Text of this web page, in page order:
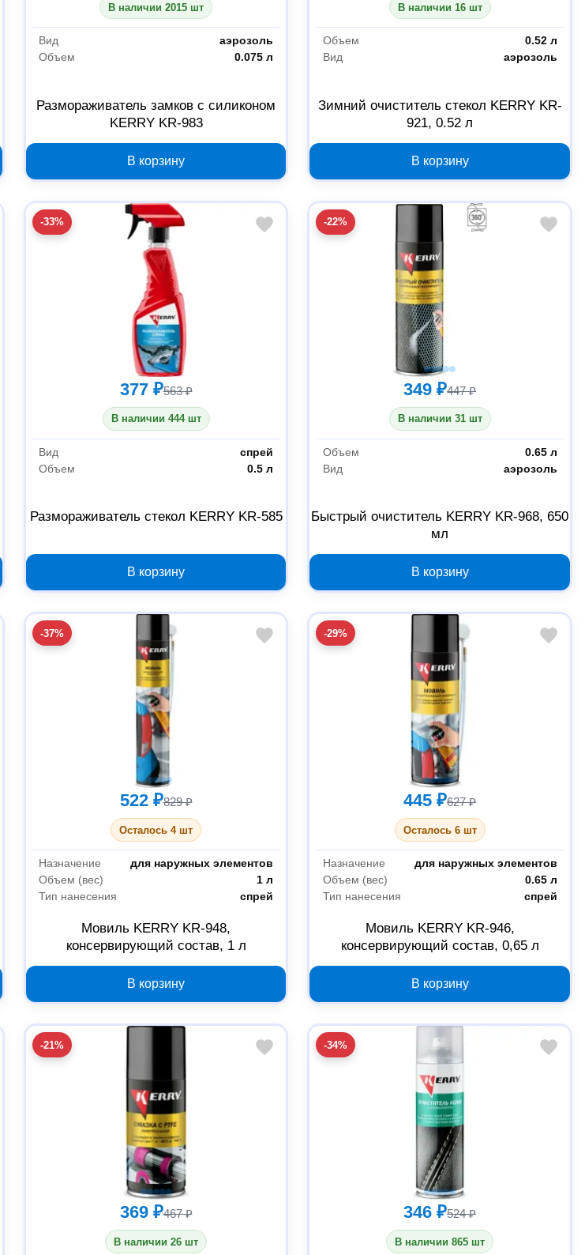
В наличии 2015 шт
Вид
аэрозоль
Объем
0.075 л
Размораживатель замков с силиконом
KERRY KR-983
В корзину
В наличии 16 шт
Объем
0.52 л
Вид
аэрозоль
Зимний очиститель стекол KERRY KR-
921, 0.52 л
В корзину
-33%
377 ₽563 ₽
В наличии 444 шт
Вид
спрей
Объем
0.5 л
Размораживатель стекол KERRY KR-585
В корзину
-22%
349 ₽447 ₽
В наличии 31 шт
Объем
0.65 л
Вид
аэрозоль
Быстрый очиститель KERRY KR-968, 650
мл
В корзину
-37%
522 ₽829 ₽
Осталось 4 шт
Назначение
для наружных элементов
Объем (вес)
1 л
Тип нанесения
спрей
Мовиль KERRY KR-948,
консервирующий состав, 1 л
В корзину
-29%
445 ₽627 ₽
Осталось 6 шт
Назначение
для наружных элементов
Объем (вес)
0.65 л
Тип нанесения
спрей
Мовиль KERRY KR-946,
консервирующий состав, 0,65 л
В корзину
-21%
369 ₽467 ₽
В наличии 26 шт
-34%
346 ₽524 ₽
В наличии 865 шт